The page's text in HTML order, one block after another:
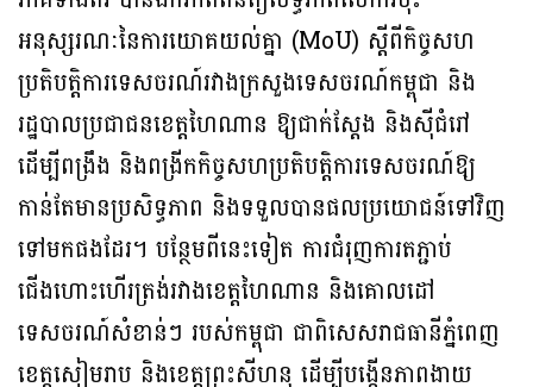
អនុស្សរណៈនៃការយោគយល់គ្នា (MoU) ស្តីពីកិច្ចសហ
ប្រតិបត្តិការទេសចរណ៍រវាងក្រសួងទេសចរណ៍កម្ពុជា និង
រដ្ឋបាលប្រជាជនខេត្តហៃណាន ឱ្យជាក់ស្តែង និងស៊ីជំរៅ
ដើម្បីពង្រឹង និងពង្រីកកិច្ចសហប្រតិបត្តិការទេសចរណ៍ឱ្យ
កាន់តែមានប្រសិទ្ធភាព និងទទួលបានផលប្រយោជន៍ទៅវិញ
ទៅមកផងដែរ។ បន្ថែមពីនេះទៀត ការជំរុញការតភ្ជាប់
ជើងហោះហើរត្រង់រវាងខេត្តហៃណាន និងគោលដៅ
ទេសចរណ៍សំខាន់ៗ របស់កម្ពុជា ជាពិសេសរាជធានីភ្នំពេញ
ខេត្តសៀមរាប និងខេត្តព្រះសីហនុ ដើម្បីបង្កើនភាពងាយ